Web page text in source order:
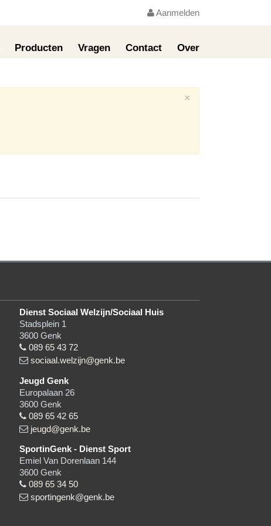
Aanmelden
Producten Vragen Contact Over
×
Dienst Sociaal Welzijn/Sociaal Huis
Stadsplein 1
3600Genk
089 65 43 72
sociaal.welzijn@genk.be
Jeugd Genk
Europalaan 26
3600Genk
089 65 42 65
jeugd@genk.be
SportinGenk - Dienst Sport
Emiel Van Dorenlaan 144
3600Genk
089 65 34 50
sportingenk@genk.be